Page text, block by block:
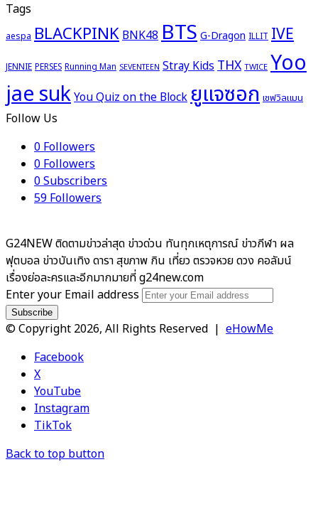
Tags
aespa BLACKPINKBNK48BTSG-Dragon ILLIT IVE
JENNIE PERSES Running Man SEVENTEEN Stray KidsTHX TWICE Yoo
jae sukYou Quiz on the Blockยูแจซอก เชฟวิลแมน
Follow Us
0Followers
0Followers
0Subscribers
59Followers
G24NEW ติดตามข่าวล่าสุด ข่าวด่วน ทันทุกเหตุการณ์ ข่าวกีฬา ผล
ฟุตบอล ข่าวบันเทิง ดารา สุขภาพ กิน เที่ยว ตรวจหวย ดวง คอลัมน์
เรื่องย่อละครและอีกมากมายที่ g24new.com
Enter your Email address
© Copyright 2026, All Rights Reserved | eHowMe
Facebook
X
YouTube
Instagram
TikTok
Back to top button